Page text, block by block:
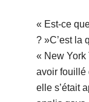
« Est-ce
? »C’est la
« New York
avoir fouillé
elle s’était